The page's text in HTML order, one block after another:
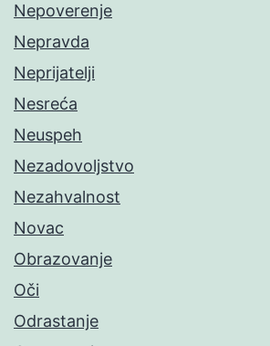
Nepoverenje
Nepravda
Neprijatelji
Nesreća
Neuspeh
Nezadovoljstvo
Nezahvalnost
Novac
Obrazovanje
Oči
Odrastanje